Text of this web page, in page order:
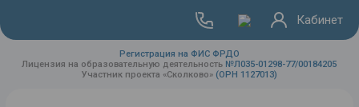
Регистрация на ФИС ФРДО
Лицензия на образовательную деятельность №Л035-01298-77/00184205
Участник проекта «Сколково» (ОРН 1127013)
Кабинет